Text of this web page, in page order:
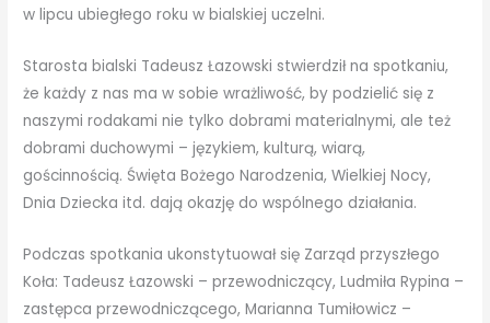
w lipcu ubiegłego roku w bialskiej uczelni.
Starosta bialski Tadeusz Łazowski stwierdził na spotkaniu,
że każdy z nas ma w sobie wrażliwość, by podzielić się z
naszymi rodakami nie tylko dobrami materialnymi, ale też
dobrami duchowymi – językiem, kulturą, wiarą,
gościnnością. Święta Bożego Narodzenia, Wielkiej Nocy,
Dnia Dziecka itd. dają okazję do wspólnego działania.
Podczas spotkania ukonstytuował się Zarząd przyszłego
Koła: Tadeusz Łazowski – przewodniczący, Ludmiła Rypina –
zastępca przewodniczącego, Marianna Tumiłowicz –